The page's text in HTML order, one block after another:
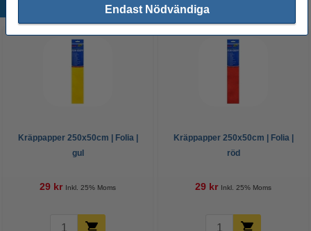
Endast Nödvändiga
Populära produkter
Kräppapper 250x50cm | Folia |
gul
29 kr Inkl. 25% Moms
Kräppapper 250x50cm | Folia |
röd
29 kr Inkl. 25% Moms